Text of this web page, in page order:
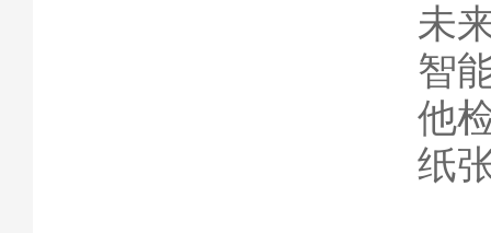
未
智
他
纸